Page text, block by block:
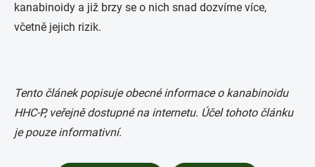
kanabinoidy a již brzy se o nich snad dozvíme více,
včetně jejich rizik.
Tento článek popisuje obecné informace o kanabinoidu
HHC-P, veřejně dostupné na internetu. Účel tohoto článku
je pouze informativní.